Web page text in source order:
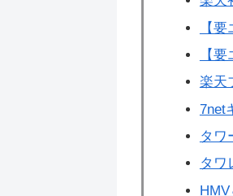
【
【
楽天
7net
タワ
タワ